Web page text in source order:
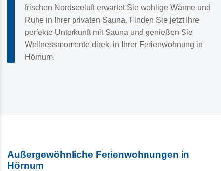
frischen Nordseeluft erwartet Sie wohlige Wärme und
Ruhe in Ihrer privaten Sauna. Finden Sie jetzt Ihre
perfekte Unterkunft mit Sauna und genießen Sie
Wellnessmomente direkt in Ihrer Ferienwohnung in
Hörnum.
Außergewöhnliche Ferienwohnungen in
Hörnum